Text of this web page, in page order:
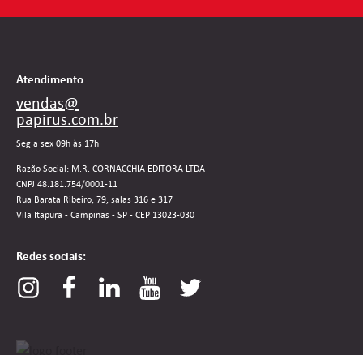
Atendimento
vendas@
papirus.com.br
Seg a sex 09h às 17h
Razão Social: M.R. CORNACCHIA EDITORA LTDA
CNPJ 48.181.754/0001-11
Rua Barata Ribeiro, 79, salas 316 e 317
Vila Itapura - Campinas - SP - CEP 13023-030
Redes sociais: